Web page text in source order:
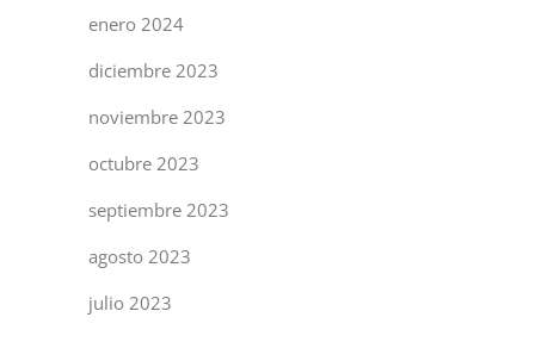
enero 2024
diciembre 2023
noviembre 2023
octubre 2023
septiembre 2023
agosto 2023
julio 2023